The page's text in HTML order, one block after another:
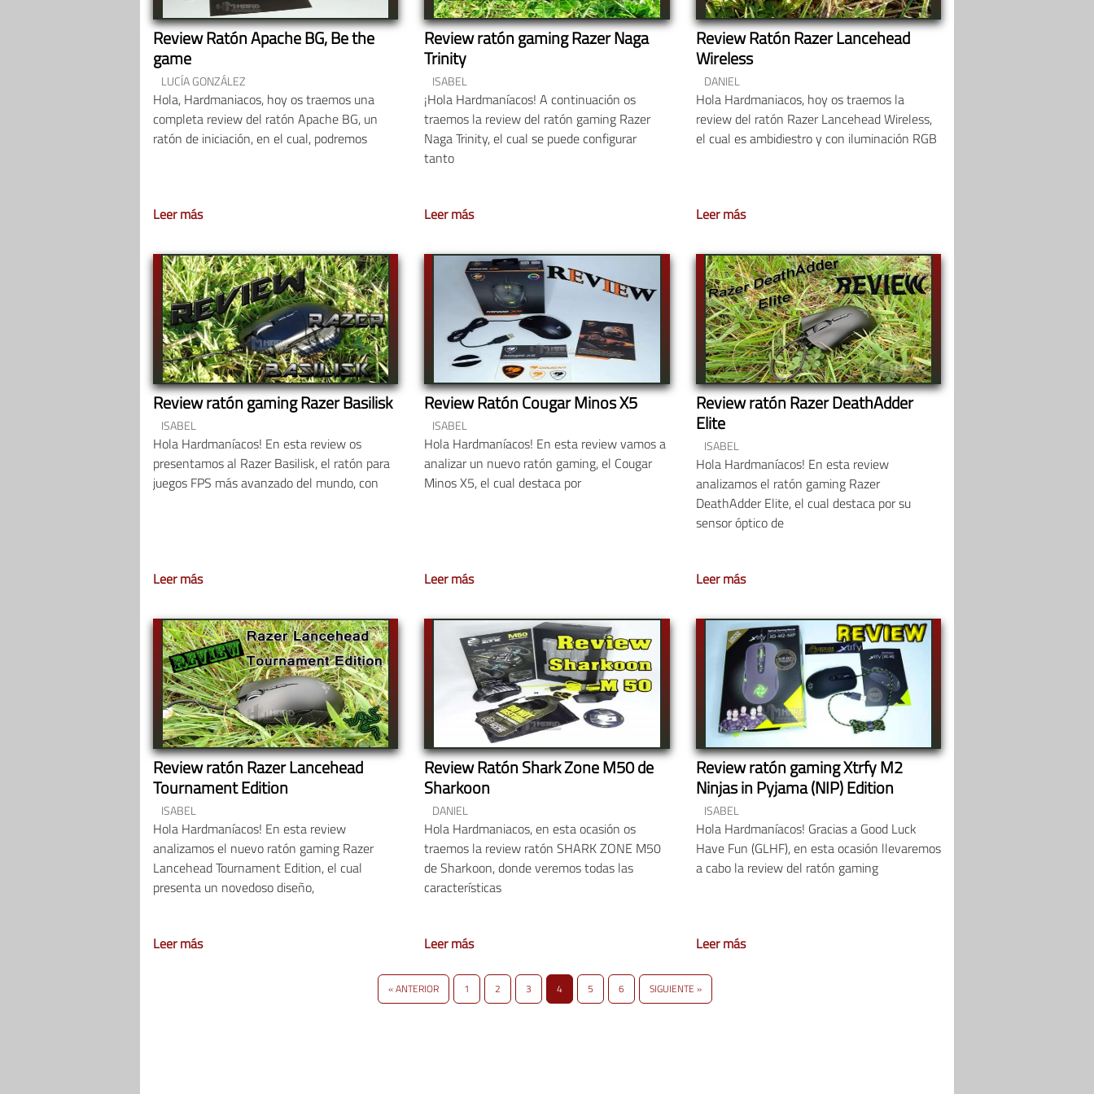
Review Ratón Apache BG, Be the
game
LUCÍA GONZÁLEZ
Hola, Hardmaniacos, hoy os traemos una
completa review del ratón Apache BG, un
ratón de iniciación, en el cual, podremos
Leer más
Review ratón gaming Razer Naga
Trinity
ISABEL
¡Hola Hardmaníacos! A continuación os
traemos la review del ratón gaming Razer
Naga Trinity, el cual se puede configurar
tanto
Leer más
Review Ratón Razer Lancehead
Wireless
DANIEL
Hola Hardmaniacos, hoy os traemos la
review del ratón Razer Lancehead Wireless,
el cual es ambidiestro y con iluminación RGB
Leer más
Review ratón gaming Razer Basilisk
ISABEL
Hola Hardmaníacos! En esta review os
presentamos al Razer Basilisk, el ratón para
juegos FPS más avanzado del mundo, con
Leer más
Review Ratón Cougar Minos X5
ISABEL
Hola Hardmaníacos! En esta review vamos a
analizar un nuevo ratón gaming, el Cougar
Minos X5, el cual destaca por
Leer más
Review ratón Razer DeathAdder
Elite
ISABEL
Hola Hardmaníacos! En esta review
analizamos el ratón gaming Razer
DeathAdder Elite, el cual destaca por su
sensor óptico de
Leer más
Review ratón Razer Lancehead
Tournament Edition
ISABEL
Hola Hardmaníacos! En esta review
analizamos el nuevo ratón gaming Razer
Lancehead Tournament Edition, el cual
presenta un novedoso diseño,
Leer más
Review Ratón Shark Zone M50 de
Sharkoon
DANIEL
Hola Hardmaniacos, en esta ocasión os
traemos la review ratón SHARK ZONE M50
de Sharkoon, donde veremos todas las
características
Leer más
Review ratón gaming Xtrfy M2
Ninjas in Pyjama (NIP) Edition
ISABEL
Hola Hardmaníacos! Gracias a Good Luck
Have Fun (GLHF), en esta ocasión llevaremos
a cabo la review del ratón gaming
Leer más
« ANTERIOR 1 2 3 4 5 6 SIGUIENTE »